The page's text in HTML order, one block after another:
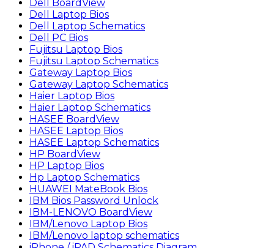
Dell BoardView
Dell Laptop Bios
Dell Laptop Schematics
Dell PC Bios
Fujitsu Laptop Bios
Fujitsu Laptop Schematics
Gateway Laptop Bios
Gateway Laptop Schematics
Haier Laptop Bios
Haier Laptop Schematics
HASEE BoardView
HASEE Laptop Bios
HASEE Laptop Schematics
HP BoardView
HP Laptop Bios
Hp Laptop Schematics
HUAWEI MateBook Bios
IBM Bios Password Unlock
IBM-LENOVO BoardView
IBM/Lenovo Laptop Bios
IBM/Lenovo laptop schematics